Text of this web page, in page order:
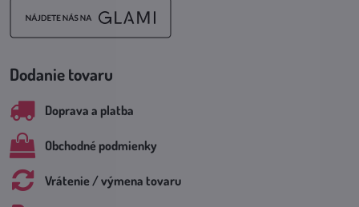
Dodanie tovaru
Doprava a platba
Obchodné podmienky
Vrátenie / výmena tovaru